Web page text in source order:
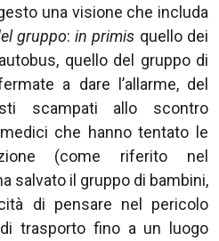
una visione che includa
gruppo:in primis quello dei
quello del gruppo di
a dare l’allarme, del
scampati allo scontro
che hanno tentato le
(come riferito nel
salvato il gruppo di bambini,
di pensare nel pericolo
trasporto fino a un luogo